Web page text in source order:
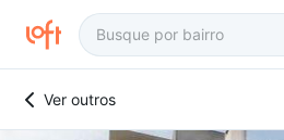
Ver outros